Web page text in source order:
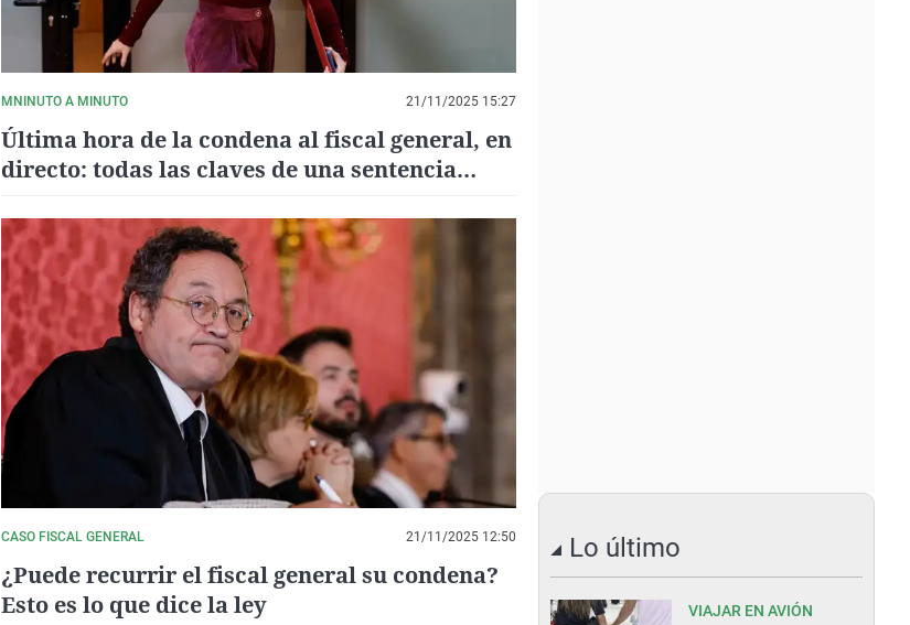
MNINUTO A MINUTO 21/11/2025 15:27
Última hora de la condena al fiscal general, en
directo: todas las claves de una sentencia
CASO FISCAL GENERAL 21/11/2025 12:50
¿Puede recurrir el fiscal general su condena?
Esto es lo que dice la ley
Lo último
VIAJAR EN AVIÓN